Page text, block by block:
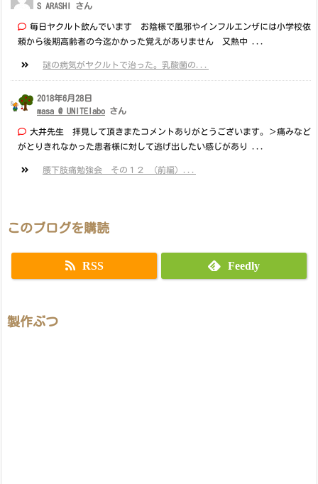
S ARASHI さん
毎日ヤクルト飲んでいます お陰様で風邪やインフルエンザには小学校依
頼から後期高齢者の今迄かかった覚えがありません 又熱中 ...
謎の病気がヤクルトで治った。乳酸菌の...
2018年6月28日
masa @ UNITElabo さん
大井先生 拝見して頂きまたコメントありがとうございます。＞痛みなど
がとりきれなかった患者様に対して逃げ出したい感じがあり ...
腰下肢痛勉強会 その１２ （前編）...
このブログを購読
RSS Feedly
製作ぶつ